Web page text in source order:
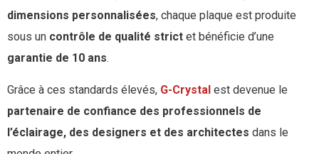
dimensions personnalisées, chaque plaque est produite
sous un contrôle de qualité strict et bénéficie d’une
garantie de 10 ans.
Grâce à ces standards élevés, G-Crystal est devenue le
partenaire de confiance des professionnels de
l’éclairage, des designers et des architectes dans le